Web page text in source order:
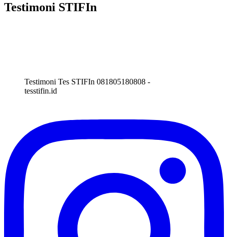
Testimoni STIFIn
Testimoni Tes STIFIn 081805180808 -
tesstifin.id